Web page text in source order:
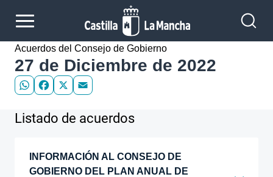
Acuerdos del Consejo de Gobierno
27 de Diciembre de 2022
WhatsApp
Facebook
X
Listado de acuerdos
INFORMACIÓN AL CONSEJO DE
GOBIERNO DEL PLAN ANUAL DE